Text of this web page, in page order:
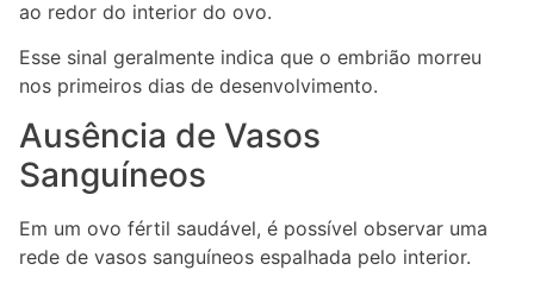
ao redor do interior do ovo.
Esse sinal geralmente indica que o embrião morreu
nos primeiros dias de desenvolvimento.
Ausência de Vasos
Sanguíneos
Em um ovo fértil saudável, é possível observar uma
rede de vasos sanguíneos espalhada pelo interior.